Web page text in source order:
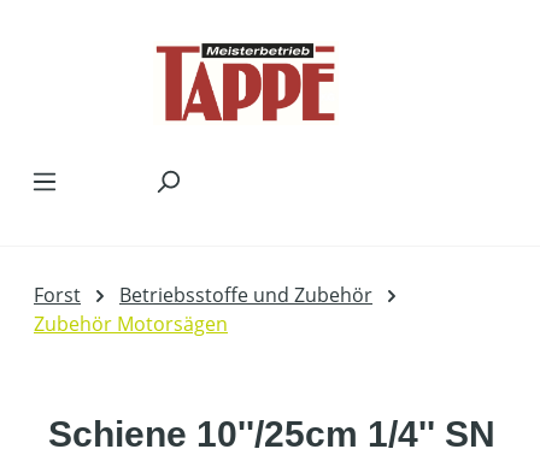
Forst
Betriebsstoffe und Zubehör
Zubehör Motorsägen
Schiene 10''/25cm 1/4'' SN